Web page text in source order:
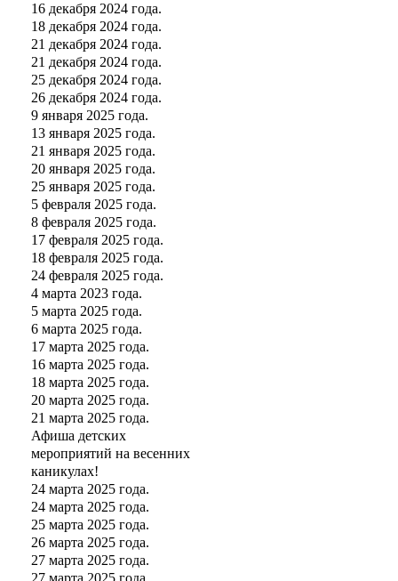
16 декабря 2024 года.
18 декабря 2024 года.
21 декабря 2024 года.
21 декабря 2024 года.
25 декабря 2024 года.
26 декабря 2024 года.
9 января 2025 года.
13 января 2025 года.
21 января 2025 года.
20 января 2025 года.
25 января 2025 года.
5 февраля 2025 года.
8 февраля 2025 года.
17 февраля 2025 года.
18 февраля 2025 года.
24 февраля 2025 года.
4 марта 2023 года.
5 марта 2025 года.
6 марта 2025 года.
17 марта 2025 года.
16 марта 2025 года.
18 марта 2025 года.
20 марта 2025 года.
21 марта 2025 года.
Афиша детских
мероприятий на весенних
каникулах!
24 марта 2025 года.
24 марта 2025 года.
25 марта 2025 года.
26 марта 2025 года.
27 марта 2025 года.
27 марта 2025 года.